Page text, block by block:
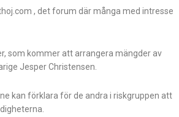
, det forum där många med intresse
som kommer att arrangera mängder av
Jesper Christensen.
kan förklara för de andra i riskgruppen att